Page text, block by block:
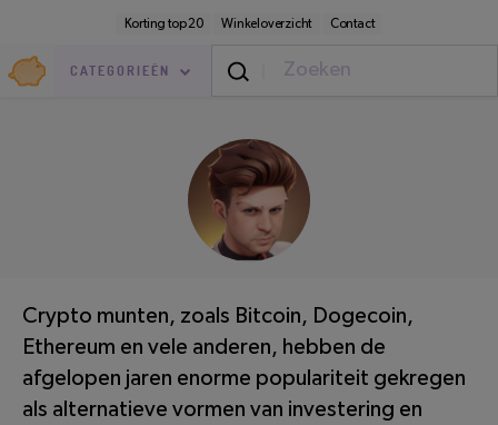
inhoud
Korting top 20 Winkeloverzicht Contact
Goedkoop.nl
CATEGORIEËN
Geldzaken / LEESTIJD: 3 MINUTEN
Crypto munten, zoals Bitcoin, Dogecoin,
Ethereum en vele anderen, hebben de
afgelopen jaren enorme populariteit gekregen
als alternatieve vormen van investering en